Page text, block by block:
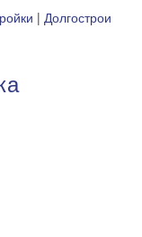
| Долгострои